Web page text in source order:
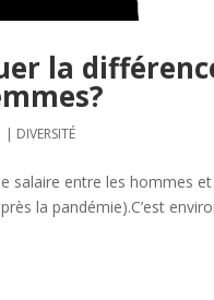
la
| DIVERSITÉ
salaire entre les hommes
la pandémie).C’est